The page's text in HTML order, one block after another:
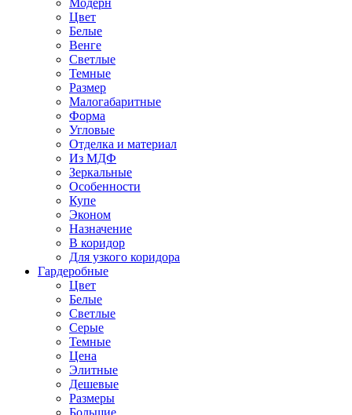
Модерн
Цвет
Белые
Венге
Светлые
Темные
Размер
Малогабаритные
Форма
Угловые
Отделка и материал
Из МДФ
Зеркальные
Особенности
Купе
Эконом
Назначение
В коридор
Для узкого коридора
Гардеробные
Цвет
Белые
Светлые
Серые
Темные
Цена
Элитные
Дешевые
Размеры
Большие